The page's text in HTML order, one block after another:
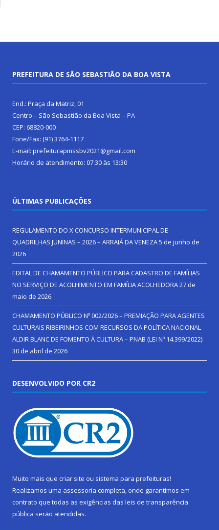
PREFEITURA DE SÃO SEBASTIÃO DA BOA VISTA
End.: Praça da Matriz, 01
Centro – São Sebastião da Boa Vista – PA
CEP: 68820-000
Fone/Fax: (91) 3764-1117
E-mail: prefeiturapmssbv2021@gmail.com
Horário de atendimento: 07:30 às 13:30
ÚLTIMAS PUBLICAÇÕES
REGULAMENTO DO X CONCURSO INTERMUNICIPAL DE
QUADRILHAS JUNINAS – 2026 – ARRAIÁ DA VENEZA5 de junho de
2026
EDITAL DE CHAMAMENTO PÚBLICO PARA CADASTRO DE FAMÍLIAS
NO SERVIÇO DE ACOLHIMENTO EM FAMÍLIA ACOLHEDORA27 de
maio de 2026
CHAMAMENTO PÚBLICO Nº 002/2026 – PREMIAÇÃO PARA AGENTES
CULTURAIS RIBEIRINHOS COM RECURSOS DA POLÍTICA NACIONAL
ALDIR BLANC DE FOMENTO Á CULTURA – PNAB (LEI Nº 14.399/2022)
30 de abril de 2026
DESENVOLVIDO POR CR2
Muito mais que criar site ou sistema para prefeituras!
Realizamos uma assessoria completa, onde garantimos em
contrato que todas as exigências das leis de transparência
pública serão atendidas.